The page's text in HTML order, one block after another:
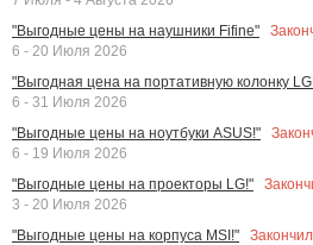
"Выгодные цены на наушники Fifine"
6 - 20 Июля 2026
"Выгодная цена на портативную колонку
6 - 31 Июля 2026
"Выгодные цены на ноутбуки ASUS!"
6 - 19 Июля 2026
"Выгодные цены на проекторы LG!"
3 - 20 Июля 2026
"Выгодные цены на корпуса MSI!"